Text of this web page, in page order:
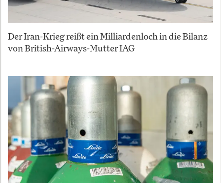
Der Iran-Krieg reißt ein Milliardenloch in die Bilanz
von British-Airways-Mutter IAG